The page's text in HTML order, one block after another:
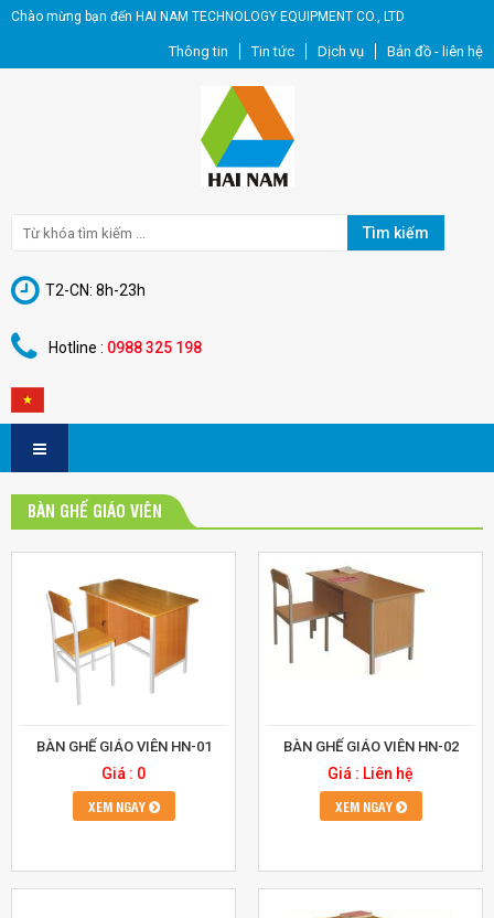
Chào mừng bạn đến HAI NAM TECHNOLOGY EQUIPMENT CO., LTD
Thông tin Tin tức Dịch vụ Bản đồ - liên hệ
Tìm kiếm
T2-CN: 8h-23h
Hotline : 0988 325 198
BÀN GHẾ GIÁO VIÊN
BÀN GHẾ GIÁO VIÊN HN-01
Giá : 0
XEM NGAY
BÀN GHẾ GIÁO VIÊN HN-02
Giá : Liên hệ
XEM NGAY